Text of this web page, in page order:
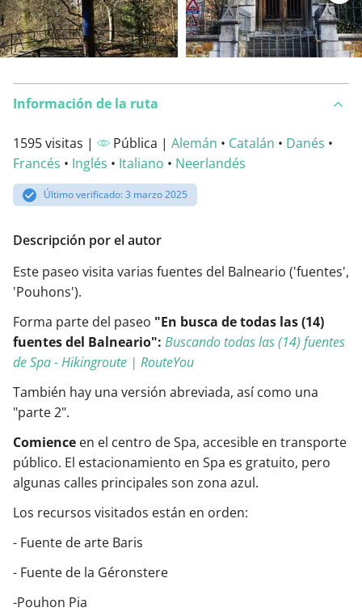
Información de la ruta
1595 visitas | Pública | Alemán • Catalán • Danés •
Francés • Inglés • Italiano • Neerlandés
Último verificado: 3 marzo 2025
Descripción por el autor
Este paseo visita varias fuentes del Balneario ('fuentes',
'Pouhons').
Forma parte del paseo "En busca de todas las (14)
fuentes del Balneario": Buscando todas las (14) fuentes
de Spa - Hikingroute | RouteYou
También hay una versión abreviada, así como una
"parte 2".
Comience en el centro de Spa, accesible en transporte
público. El estacionamiento en Spa es gratuito, pero
algunas calles principales son zona azul.
Los recursos visitados están en orden:
- Fuente de arte Baris
- Fuente de la Géronstere
-Pouhon Pia